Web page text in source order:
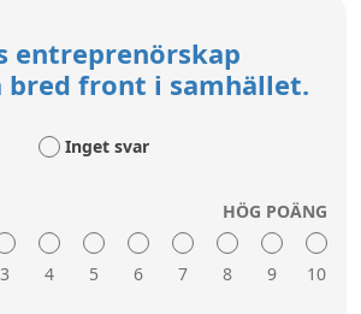
entreprenörskap
bred front i samhället.
Inget svar
3 4 5 6 7 8 9
HÖG POÄNG
10